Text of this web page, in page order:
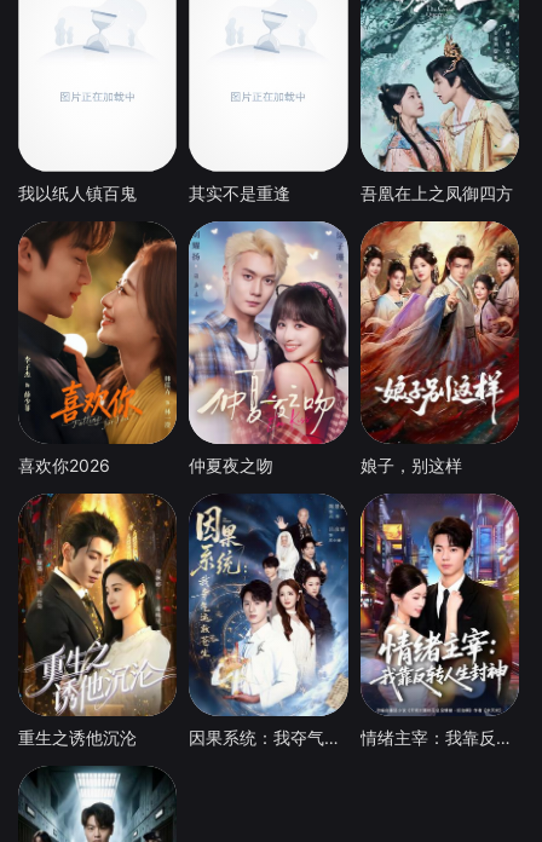
我以纸人镇百鬼 其实不是重逢 吾凰在上之凤御四方
喜欢你2026 仲夏夜之吻 娘子，别这样
重生之诱他沉沦 因果系统：我夺气运救苍生 情绪主宰：我靠反转人生封神